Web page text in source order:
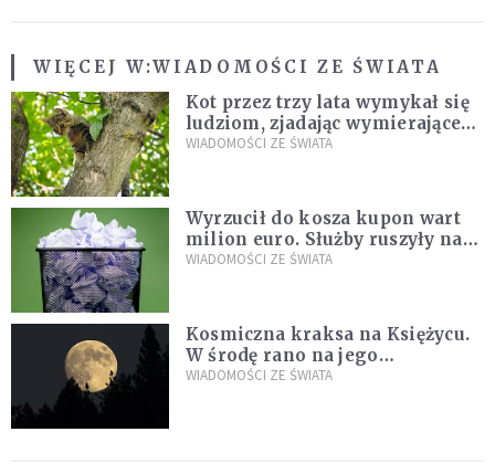
WIĘCEJ W:WIADOMOŚCI ZE ŚWIATA
Kot przez trzy lata wymykał się
ludziom, zjadając wymierające
kaczki. W końcu popełnił
WIADOMOŚCI ZE ŚWIATA
Wyrzucił do kosza kupon wart
milion euro. Służby ruszyły na
poszukiwania
WIADOMOŚCI ZE ŚWIATA
Kosmiczna kraksa na Księżycu.
W środę rano na jego
powierzchni dojdzie do
WIADOMOŚCI ZE ŚWIATA